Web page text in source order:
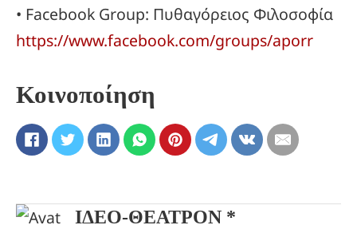
• Facebook Group: Πυθαγόρειος Φιλοσοφία
https://www.facebook.com/groups/aporr
Κοινοποίηση
ΙΔΕΟ-ΘΕΑΤΡΟΝ *